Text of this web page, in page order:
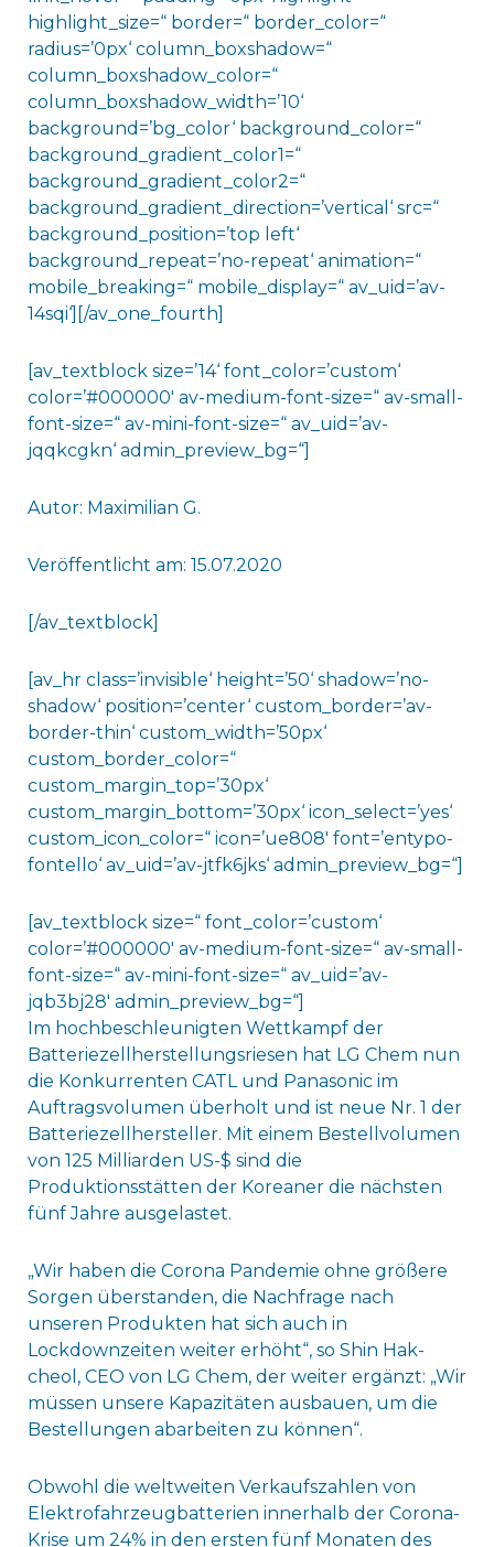
highlight_size=“ border=“ border_color=“
radius=’0px‘ column_boxshadow=“
column_boxshadow_color=“
column_boxshadow_width=’10‘
background=’bg_color‘ background_color=“
background_gradient_color1=“
background_gradient_color2=“
background_gradient_direction=’vertical‘ src=“
background_position=’top left‘
background_repeat=’no-repeat‘ animation=“
mobile_breaking=“ mobile_display=“ av_uid=’av-
14sqi‘][/av_one_fourth]
[av_textblock size=’14‘ font_color=’custom‘
color=’#000000′ av-medium-font-size=“ av-small-
font-size=“ av-mini-font-size=“ av_uid=’av-
jqqkcgkn‘ admin_preview_bg=“]
Autor: Maximilian G.
Veröffentlicht am: 15.07.2020
[/av_textblock]
[av_hr class=’invisible‘ height=’50‘ shadow=’no-
shadow‘ position=’center‘ custom_border=’av-
border-thin‘ custom_width=’50px‘
custom_border_color=“
custom_margin_top=’30px‘
custom_margin_bottom=’30px‘ icon_select=’yes‘
custom_icon_color=“ icon=’ue808′ font=’entypo-
fontello‘ av_uid=’av-jtfk6jks‘ admin_preview_bg=“]
[av_textblock size=“ font_color=’custom‘
color=’#000000′ av-medium-font-size=“ av-small-
font-size=“ av-mini-font-size=“ av_uid=’av-
jqb3bj28′ admin_preview_bg=“]
Im hochbeschleunigten Wettkampf der
Batteriezellherstellungsriesen hat LG Chem nun
die Konkurrenten CATL und Panasonic im
Auftragsvolumen überholt und ist neue Nr. 1 der
Batteriezellhersteller. Mit einem Bestellvolumen
von 125 Milliarden US-$ sind die
Produktionsstätten der Koreaner die nächsten
fünf Jahre ausgelastet.
„Wir haben die Corona Pandemie ohne größere
Sorgen überstanden, die Nachfrage nach
unseren Produkten hat sich auch in
Lockdownzeiten weiter erhöht“, so Shin Hak-
cheol, CEO von LG Chem, der weiter ergänzt: „Wir
müssen unsere Kapazitäten ausbauen, um die
Bestellungen abarbeiten zu können“.
Obwohl die weltweiten Verkaufszahlen von
Elektrofahrzeugbatterien innerhalb der Corona-
Krise um 24% in den ersten fünf Monaten des